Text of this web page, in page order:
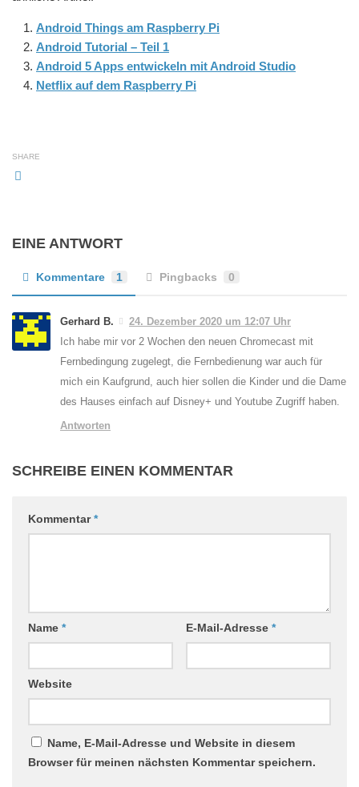
Android Things am Raspberry Pi
Android Tutorial – Teil 1
Android 5 Apps entwickeln mit Android Studio
Netflix auf dem Raspberry Pi
SHARE
EINE ANTWORT
Kommentare 1 Pingbacks 0
Gerhard B.
24. Dezember 2020 um 12:07 Uhr
Ich habe mir vor 2 Wochen den neuen Chromecast mit
Fernbedingung zugelegt, die Fernbedienung war auch für
mich ein Kaufgrund, auch hier sollen die Kinder und die Dame
des Hauses einfach auf Disney+ und Youtube Zugriff haben.
Antworten
SCHREIBE EINEN KOMMENTAR
Kommentar*
Name * E-Mail-Adresse *
Website
Name, E-Mail-Adresse und Website in diesem
Browser für meinen nächsten Kommentar speichern.